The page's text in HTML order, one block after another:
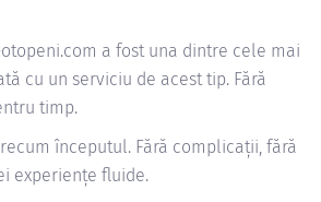
a fost una dintre cele mai
cu un serviciu de acest tip. Fără
timp.
începutul. Fără complicații, fără
experiențe fluide.